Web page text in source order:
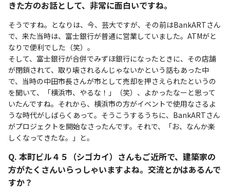
きた方のお話として、非常に面白いですね。
そうですね。となりは、今、芸大ですが、その前はBankARTさん
で、来た当時は、富士銀行が普通に営業していました。ATMがと
なりで便利でした（笑）。
そして、富士銀行が合併でみずほ銀行になったときに、その店舗
が閉鎖されて、取り壊されるんじゃないかという話もあった中
で、当時の中田市長さんが市として売却を押さえられたというの
を聞いて、「横浜市、やるな！」（笑）、よかったなーと思って
いたんですね。それから、横浜市の方がイベントで使用なさるよ
うな時代がしばらくあって。そうこうするうちに、BankARTさん
がプロジェクトを開始なさったんです。それで、「お、なんか楽
しくなってきたな。」と。
Q. 本町ビル４５（シゴカイ）さんもご近所で、建築家の
方がたくさんいらっしゃいますよね。交流とかはあるんで
すか？